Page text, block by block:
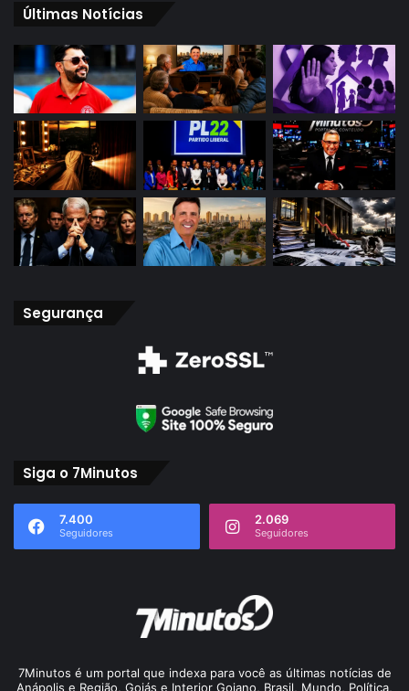
Últimas Notícias
Segurança
Siga o 7Minutos
7.400
Seguidores
2.069
Seguidores
7Minutos é um portal que indexa para você as últimas notícias de
Anápolis e Região, Goiás e Interior Goiano, Brasil, Mundo, Política,